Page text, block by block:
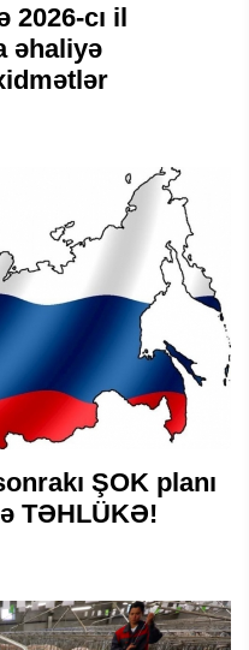
2026-cı il
əhaliyə
ŞOK planı
TƏHLÜKƏ!